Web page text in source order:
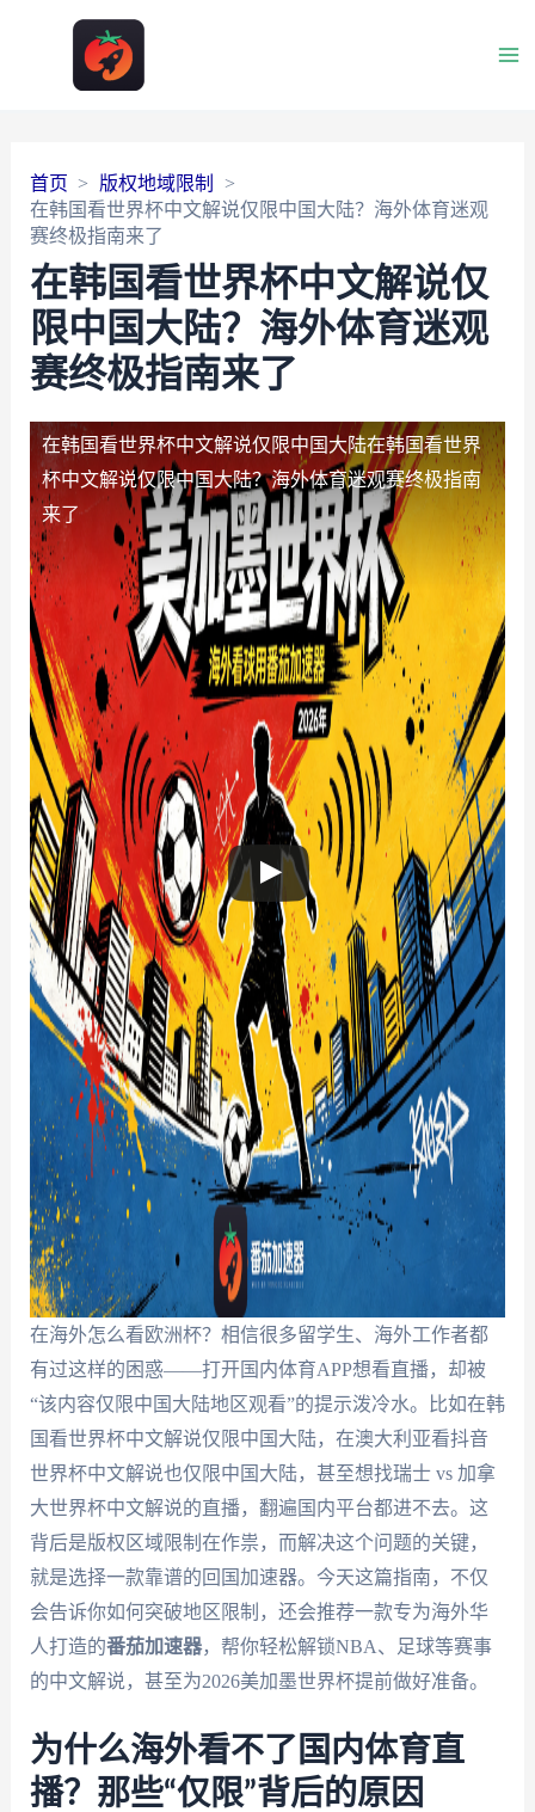
首页
版权地域限制
在韩国看世界杯中文解说仅限中国大陆？海外体育迷观
赛终极指南来了
在韩国看世界杯中文解说仅
限中国大陆？海外体育迷观
赛终极指南来了
在韩国看世界杯中文解说仅限中国大陆在韩国看世界
杯中文解说仅限中国大陆？海外体育迷观赛终极指南
来了
在海外怎么看欧洲杯？相信很多留学生、海外工作者都
有过这样的困惑——打开国内体育APP想看直播，却被
“该内容仅限中国大陆地区观看”的提示泼冷水。比如在韩
国看世界杯中文解说仅限中国大陆，在澳大利亚看抖音
世界杯中文解说也仅限中国大陆，甚至想找瑞士 vs 加拿
大世界杯中文解说的直播，翻遍国内平台都进不去。这
背后是版权区域限制在作祟，而解决这个问题的关键，
就是选择一款靠谱的回国加速器。今天这篇指南，不仅
会告诉你如何突破地区限制，还会推荐一款专为海外华
人打造的番茄加速器，帮你轻松解锁NBA、足球等赛事
的中文解说，甚至为2026美加墨世界杯提前做好准备。
为什么海外看不了国内体育直
播？那些“仅限”背后的原因